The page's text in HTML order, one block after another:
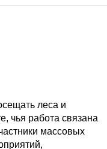
леса и
чья работа связана
массовых